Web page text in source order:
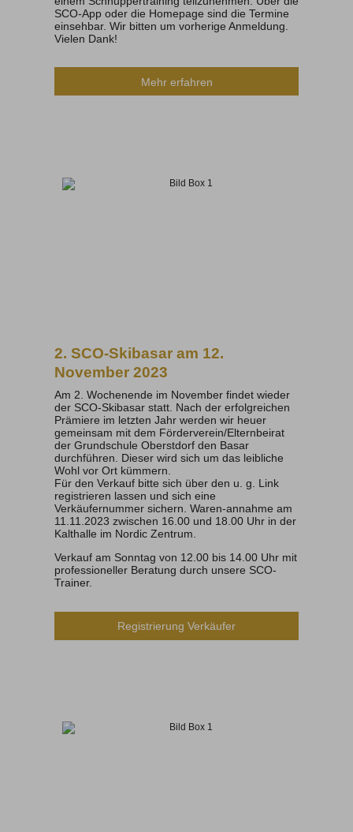
SCO-App oder die Homepage sind die Termine
einsehbar. Wir bitten um vorherige Anmeldung.
Vielen Dank!
Mehr erfahren
2. SCO-Skibasar am 12.
November 2023
Am 2. Wochenende im November findet wieder
der SCO-Skibasar statt. Nach der erfolgreichen
Prämiere im letzten Jahr werden wir heuer
gemeinsam mit dem Förderverein/Elternbeirat
der Grundschule Oberstdorf den Basar
durchführen. Dieser wird sich um das leibliche
Wohl vor Ort kümmern.
Für den Verkauf bitte sich über den u. g. Link
registrieren lassen und sich eine
Verkäufernummer sichern. Waren-annahme am
11.11.2023 zwischen 16.00 und 18.00 Uhr in der
Kalthalle im Nordic Zentrum.
Verkauf am Sonntag von 12.00 bis 14.00 Uhr mit
professioneller Beratung durch unsere SCO-
Trainer.
Registrierung Verkäufer